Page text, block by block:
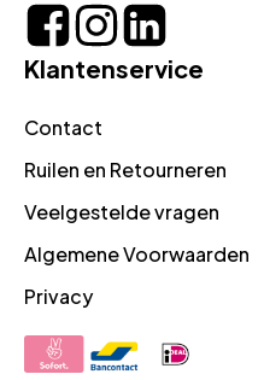
Klantenservice
Contact
Ruilen en Retourneren
Veelgestelde vragen
Algemene Voorwaarden
Privacy